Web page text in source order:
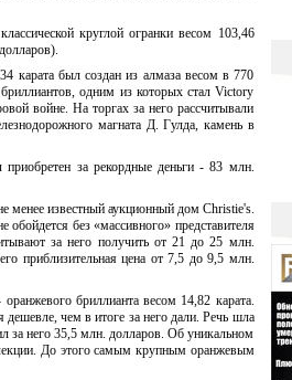
круглой огранки весом 103,46
карата был создан из алмаза весом в 770
одним из которых стал Victory
войне. На торгах за него рассчитывали
магната Д. Гулда, камень в
за рекордные деньги - 83 млн.
менее известный аукционный дом Christie's.
без «массивного» представителя
за него получить от 21 до 25 млн.
приблизительная цена от 7,5 до 9,5 млн.
бриллианта весом 14,82 карата.
чем в итоге за него дали. Речь шла
за него 35,5 млн. долларов. Об уникальном
До этого самым крупным оранжевым